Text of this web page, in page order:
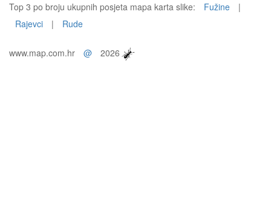
Top 3 po broju ukupnih posjeta mapa karta slike:
Fužine
|
Rajevci
| Rude
www.map.com.hr @ 2026